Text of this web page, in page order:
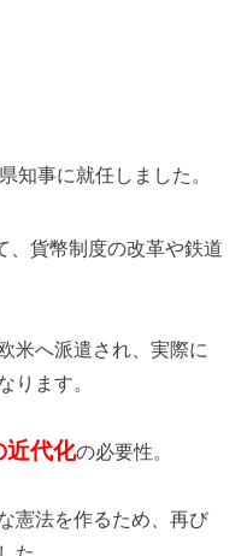
知事に就任しました。
、貨幣制度の改革や鉄道
米へ派遣され、実際に
ります。
近代化の必要性。
憲法を作るため、再び